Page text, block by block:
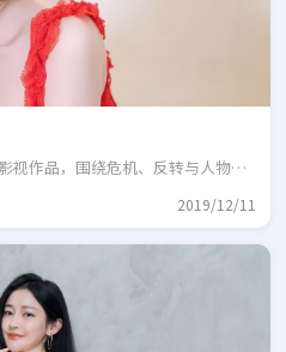
视作品，围绕危机、反转与人物成
2019/12/11